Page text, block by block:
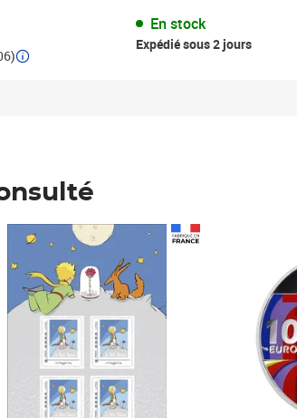
En stock
Expédié sous 2 jours
7,50€